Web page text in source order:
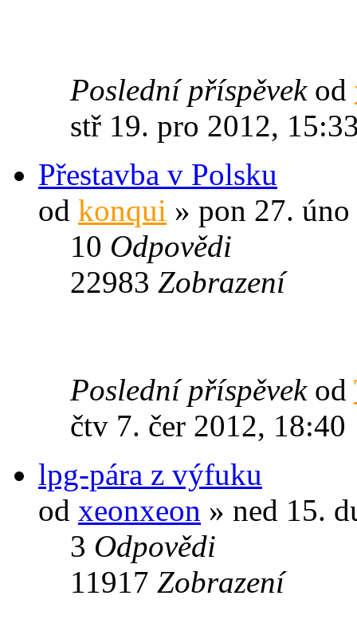
Poslední příspěvek od
stř 19. pro 2012,
Přestavba v Polsku
od konqui » pon 27.
10 Odpovědi
22983 Zobrazení
Poslední příspěvek od
čtv 7. čer 2012, 18:40
lpg-pára z výfuku
od xeonxeon » ned 15.
3 Odpovědi
11917 Zobrazení